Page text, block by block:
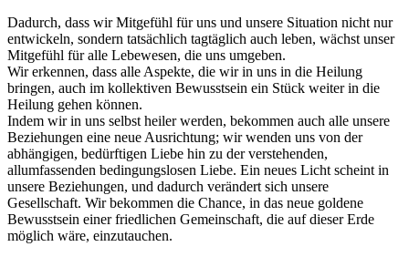
Dadurch, dass wir Mitgefühl für uns und unsere Situation nicht nur
entwickeln, sondern tatsächlich tagtäglich auch leben, wächst unser
Mitgefühl für alle Lebewesen, die uns umgeben.
Wir erkennen, dass alle Aspekte, die wir in uns in die Heilung
bringen, auch im kollektiven Bewusstsein ein Stück weiter in die
Heilung gehen können.
Indem wir in uns selbst heiler werden, bekommen auch alle unsere
Beziehungen eine neue Ausrichtung; wir wenden uns von der
abhängigen, bedürftigen Liebe hin zu der verstehenden,
allumfassenden bedingungslosen Liebe. Ein neues Licht scheint in
unsere Beziehungen, und dadurch verändert sich unsere
Gesellschaft. Wir bekommen die Chance, in das neue goldene
Bewusstsein einer friedlichen Gemeinschaft, die auf dieser Erde
möglich wäre, einzutauchen.